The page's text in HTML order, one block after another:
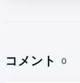
コメント 0